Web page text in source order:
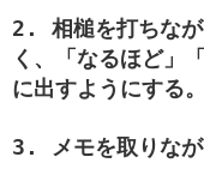
2. 相槌を打ちなが
く、「なるほど」
に出すようにする。
3. メモを取りなが